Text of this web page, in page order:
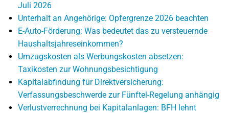
Juli 2026
Unterhalt an Angehörige: Opfergrenze 2026 beachten
E-Auto-Förderung: Was bedeutet das zu versteuernde
Haushaltsjahreseinkommen?
Umzugskosten als Werbungskosten absetzen:
Taxikosten zur Wohnungsbesichtigung
Kapitalabfindung für Direktversicherung:
Verfassungsbeschwerde zur Fünftel-Regelung anhängig
Verlustverrechnung bei Kapitalanlagen: BFH lehnt